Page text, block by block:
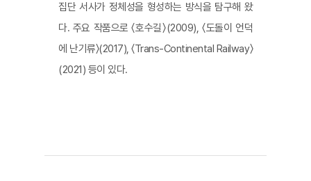
집단 서사가 정체성을 형성하는 방식을 탐구해 왔
다. 주요 작품으로 〈호수길〉(2009), 〈도돌이 언덕
에 난기류〉(2017), 〈Trans-Continental Railway〉
(2021) 등이 있다.